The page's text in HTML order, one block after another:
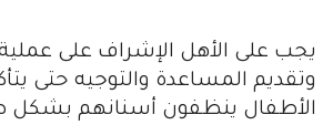
يجب على الأهل الإشراف على
وتقديم المساعدة والتوجيه حتى
الأطفال ينظفون أسنانهم